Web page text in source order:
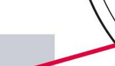
36mm